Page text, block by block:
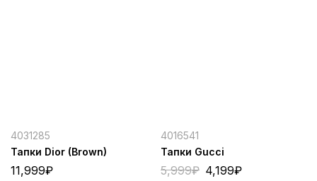
4031285
Тапки Dior (Brown)
11,999₽
4016541
Тапки Gucci
5,999₽ 4,199₽